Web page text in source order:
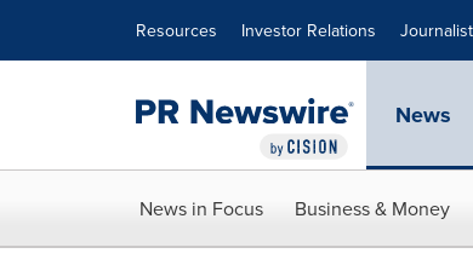
Resources Investor Relations
News
News in Focus Business & Money